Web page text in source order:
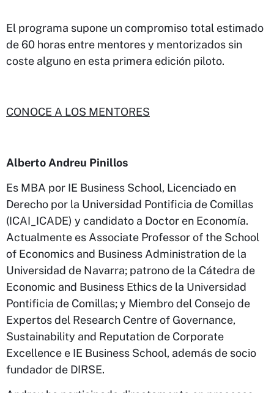
El programa supone un compromiso total estimado
de 60 horas entre mentores y mentorizados sin
coste alguno en esta primera edición piloto.
CONOCE A LOS MENTORES
Alberto Andreu Pinillos
Es MBA por IE Business School, Licenciado en
Derecho por la Universidad Pontificia de Comillas
(ICAI_ICADE) y candidato a Doctor en Economía.
Actualmente es Associate Professor of the School
of Economics and Business Administration de la
Universidad de Navarra; patrono de la Cátedra de
Economic and Business Ethics de la Universidad
Pontificia de Comillas; y Miembro del Consejo de
Expertos del Research Centre of Governance,
Sustainability and Reputation de Corporate
Excellence e IE Business School, además de socio
fundador de DIRSE.